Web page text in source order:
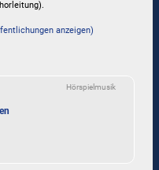
anzeigen)
Hörspielmusik